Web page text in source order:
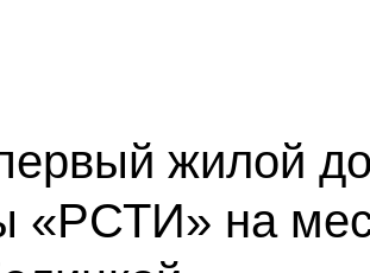
жилой
«РСТИ» на